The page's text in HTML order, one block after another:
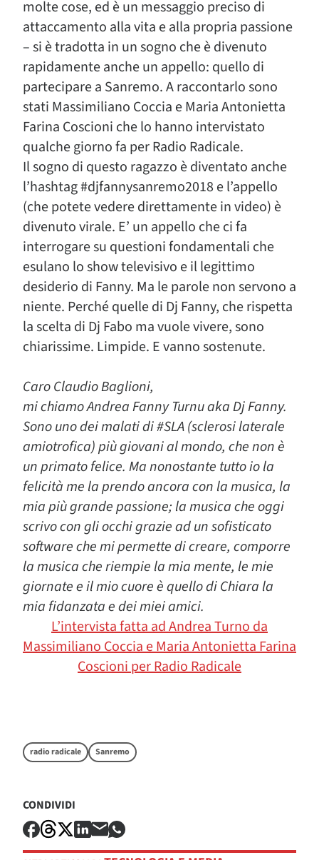
molte cose, ed è un messaggio preciso di
attaccamento alla vita e alla propria passione
– si è tradotta in un sogno che è divenuto
rapidamente anche un appello: quello di
partecipare a Sanremo. A raccontarlo sono
stati Massimiliano Coccia e Maria Antonietta
Farina Coscioni che lo hanno intervistato
qualche giorno fa per Radio Radicale.
Il sogno di questo ragazzo è diventato anche
l’hashtag #djfannysanremo2018 e l’appello
(che potete vedere direttamente in video) è
divenuto virale. E’ un appello che ci fa
interrogare su questioni fondamentali che
esulano lo show televisivo e il legittimo
desiderio di Fanny. Ma le parole non servono a
niente. Perché quelle di Dj Fanny, che rispetta
la scelta di Dj Fabo ma vuole vivere, sono
chiarissime. Limpide. E vanno sostenute.
Caro Claudio Baglioni,
mi chiamo Andrea Fanny Turnu aka Dj Fanny.
Sono uno dei malati di #SLA (sclerosi laterale
amiotrofica) più giovani al mondo, che non è
un primato felice. Ma nonostante tutto io la
felicità me la prendo ancora con la musica, la
mia più grande passione; la musica che oggi
scrivo con gli occhi grazie ad un sofisticato
software che mi permette di creare, comporre
la musica che riempie la mia mente, le mie
giornate e il mio cuore è quello di Chiara la
mia fidanzata e dei miei amici.
L’intervista fatta ad Andrea Turno da
Massimiliano Coccia e Maria Antonietta Farina
Coscioni per Radio Radicale
radio radicale Sanremo
CONDIVIDI